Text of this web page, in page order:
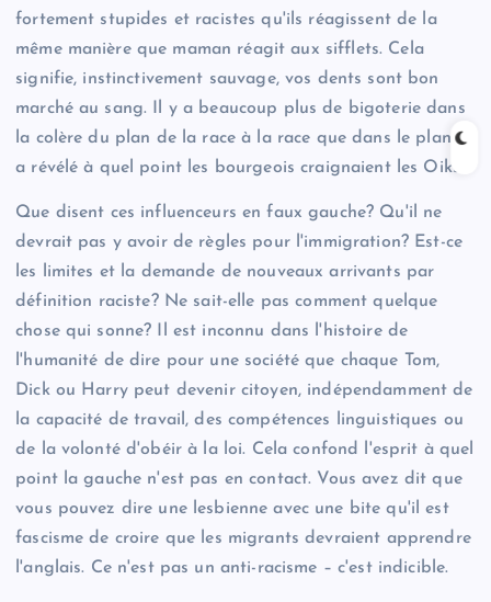
fortement stupides et racistes qu'ils réagissent de la
même manière que maman réagit aux sifflets. Cela
signifie, instinctivement sauvage, vos dents sont bon
marché au sang. Il y a beaucoup plus de bigoterie dans
la colère du plan de la race à la race que dans le plan: il
a révélé à quel point les bourgeois craignaient les Oiks.
Que disent ces influenceurs en faux gauche? Qu'il ne
devrait pas y avoir de règles pour l'immigration? Est-ce
les limites et la demande de nouveaux arrivants par
définition raciste? Ne sait-elle pas comment quelque
chose qui sonne? Il est inconnu dans l'histoire de
l'humanité de dire pour une société que chaque Tom,
Dick ou Harry peut devenir citoyen, indépendamment de
la capacité de travail, des compétences linguistiques ou
de la volonté d'obéir à la loi. Cela confond l'esprit à quel
point la gauche n'est pas en contact. Vous avez dit que
vous pouvez dire une lesbienne avec une bite qu'il est
fascisme de croire que les migrants devraient apprendre
l'anglais. Ce n'est pas un anti-racisme – c'est indicible.